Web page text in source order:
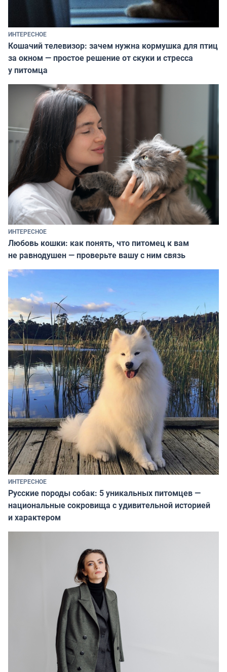
ИНТЕРЕСНОЕ
Кошачий телевизор: зачем нужна кормушка для птиц
за окном — простое решение от скуки и стресса
у питомца
ИНТЕРЕСНОЕ
Любовь кошки: как понять, что питомец к вам
не равнодушен — проверьте вашу с ним связь
ИНТЕРЕСНОЕ
Русские породы собак: 5 уникальных питомцев —
национальные сокровища с удивительной историей
и характером